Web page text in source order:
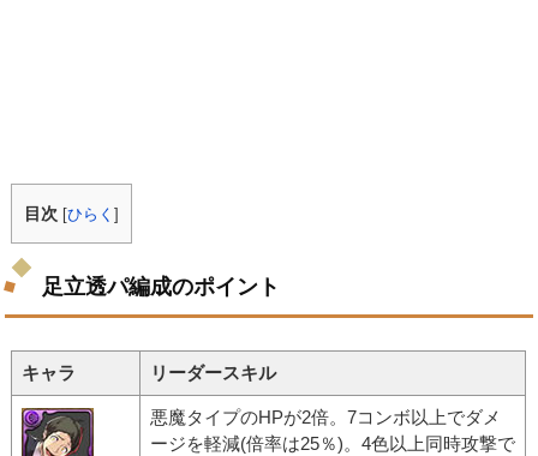
目次 [ひらく]
足立透パ編成のポイント
キャラ リーダースキル
悪魔タイプのHPが2倍。7コンボ以上でダメ
ージを軽減(倍率は25％)。4色以上同時攻撃で